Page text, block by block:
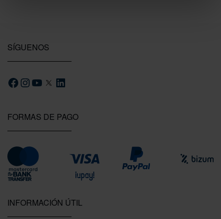
FORMAS DE PAGO
INFORMACIÓN ÚTIL
SÍGUENOS